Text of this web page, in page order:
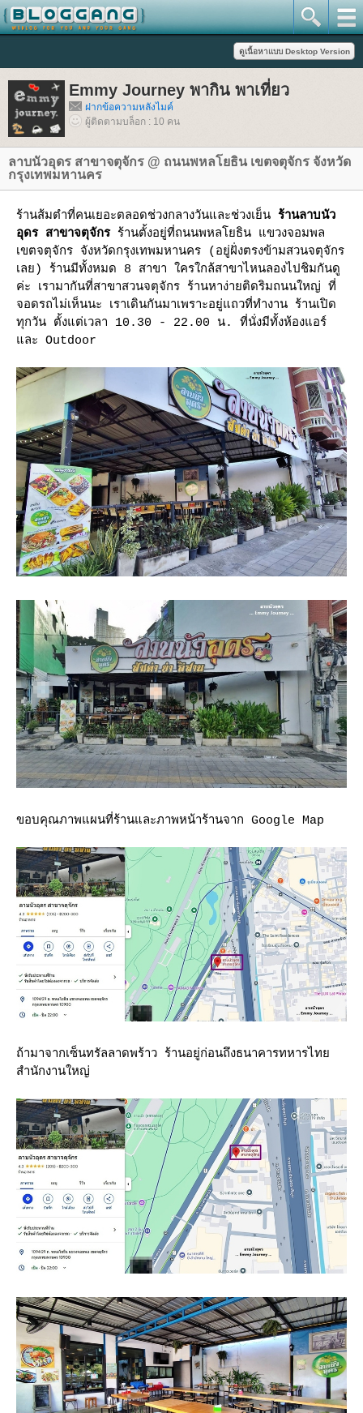
Emmy Journey พากิน พาเที่ยว
ฝากข้อความหลังไมค์
ผู้ติดตามบล็อก : 10 คน
ลาบนัวอุดร สาขาจตุจักร @ ถนนพหลโยธิน เขตจตุจักร จังหวัด
กรุงเทพมหานคร
ร้านส้มตำที่คนเยอะตลอดช่วงกลางวันและช่วงเย็น ร้านลาบนัว
อุดร สาขาจตุจักร ร้านตั้งอยู่ที่ถนนพหลโยธิน แขวงจอมพล
เขตจตุจักร จังหวัดกรุงเทพมหานคร (อยู่ฝั่งตรงข้ามสวนจตุจักร
เลย) ร้านมีทั้งหมด 8 สาขา ใครใกล้สาขาไหนลองไปชิมกันดู
ค่ะ เรามากันที่สาขาสวนจตุจักร ร้านหาง่ายติดริมถนนใหญ่ ที่
จอดรถไม่เห็นนะ เราเดินกันมาเพราะอยู่แถวที่ทำงาน ร้านเปิด
ทุกวัน ตั้งแต่เวลา 10.30 - 22.00 น. ที่นั่งมีทั้งห้องแอร์
ละ Outdoor
ขอบคุณภาพแผนที่ร้านและภาพหน้าร้านจาก Google Map
ถ้ามาจากเซ็นทรัลลาดพร้าว ร้านอยู่ก่อนถึงธนาคารทหารไท
สำนักงานใหญ่